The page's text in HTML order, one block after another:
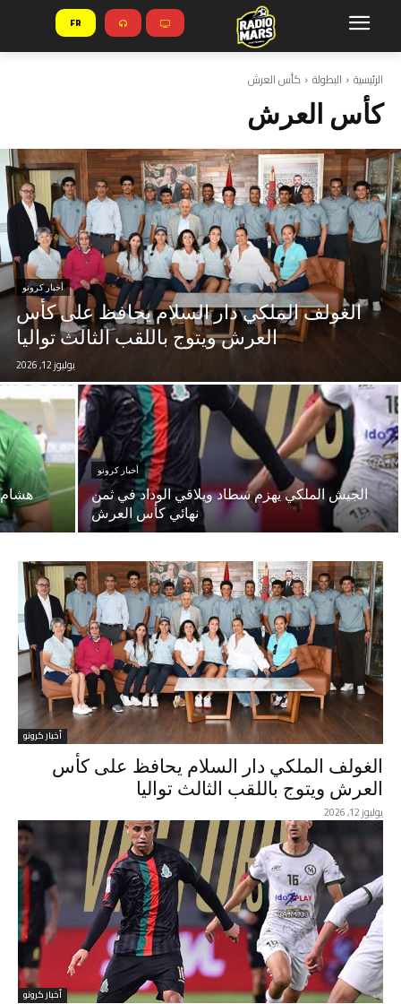
FR
الرئيسية البطولة كأس العرش
كأس العرش
أخبار كرونو
الغولف الملكي دار السلام يحافظ على كأس
العرش ويتوج باللقب الثالث تواليا
يوليوز 12, 2026
أخبار كرونو
الجيش الملكي يهزم سطاد ويلاقي الوداد في ثمن
نهائي كأس العرش
هشام
أخبار كرونو
الغولف الملكي دار السلام يحافظ على كأس
العرش ويتوج باللقب الثالث تواليا
يوليوز 12, 2026
أخبار كرونو